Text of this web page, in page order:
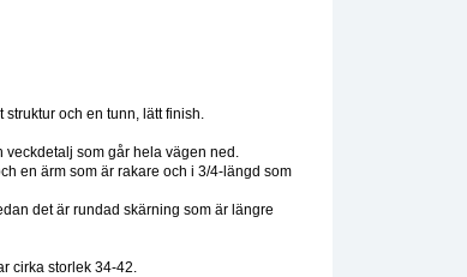
och en tunn, lätt finish.
veckdetalj som går hela vägen ned.
en ärm som är rakare och i 3/4-längd som
det är rundad skärning som är längre
cirka storlek 34-42.